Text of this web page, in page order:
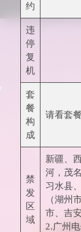
约
违
停
复
机
套
餐
构
成
请看套
禁
发
区
域
新疆、
河，茂
习水县
（湖州
市、吉
2.广州